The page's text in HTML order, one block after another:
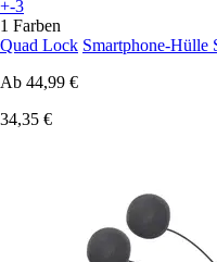
+-3
1 Farben
Quad Lock Smartphone-
Ab 44,99 €
34,35 €